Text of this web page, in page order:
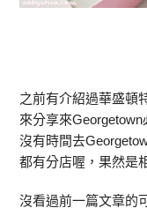
之前有介紹過華盛頓
來分享來
沒有時間去
都有分店喔，果然是
沒看過前一篇文章的